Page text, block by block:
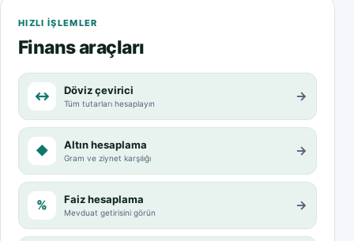
HIZLI IŞLEMLER
Finans araçları
↔ Döviz çevirici
Tüm tutarları hesaplayın →
◆ Altın hesaplama
Gram ve ziynet karşılığı →
% Faiz hesaplama
Mevduat getirisini görün →